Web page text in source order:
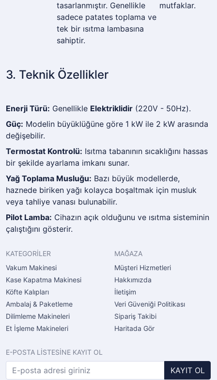
tasarlanmıştır. Genellikle
sadece patates toplama ve
tek bir ısıtma lambasına
sahiptir.
mutfaklar.
3. Teknik Özellikler
Enerji Türü: Genellikle Elektriklidir (220V - 50Hz).
Güç: Modelin büyüklüğüne göre 1 kW ile 2 kW arasında
değişebilir.
Termostat Kontrolü: Isıtma tabanının sıcaklığını hassas
bir şekilde ayarlama imkanı sunar.
Yağ Toplama Musluğu: Bazı büyük modellerde,
haznede biriken yağı kolayca boşaltmak için musluk
veya tahliye vanası bulunabilir.
Pilot Lamba: Cihazın açık olduğunu ve ısıtma sisteminin
çalıştığını gösterir.
KATEGORİLER
Vakum Makinesi
Kase Kapatma Makinesi
Köfte Kalıpları
Ambalaj & Paketleme
Dilimleme Makineleri
Et İşleme Makineleri
MAĞAZA
Müşteri Hizmetleri
Hakkımızda
İletişim
Veri Güveniği Politikası
Sipariş Takibi
Haritada Gör
E-POSTA LİSTESİNE KAYIT OL
KAYIT OL